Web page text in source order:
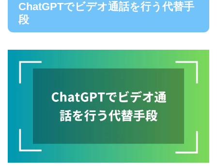
ChatGPTでビデオ通話を行う代替手
段